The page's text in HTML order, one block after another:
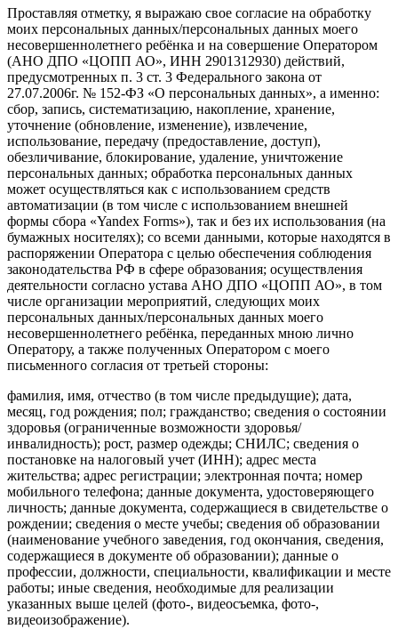
Проставляя отметку, я выражаю свое согласие на обработку
моих персональных данных/персональных данных моего
несовершеннолетнего ребёнка и на совершение Оператором
(АНО ДПО «ЦОПП АО», ИНН 2901312930) действий,
предусмотренных п. 3 ст. 3 Федерального закона от
27.07.2006г. № 152-ФЗ «О персональных данных», а именно:
сбор, запись, систематизацию, накопление, хранение,
уточнение (обновление, изменение), извлечение,
использование, передачу (предоставление, доступ),
обезличивание, блокирование, удаление, уничтожение
персональных данных; обработка персональных данных
может осуществляться как с использованием средств
автоматизации (в том числе с использованием внешней
формы сбора «Yandex Forms»), так и без их использования (на
бумажных носителях); со всеми данными, которые находятся в
распоряжении Оператора с целью обеспечения соблюдения
законодательства РФ в сфере образования; осуществления
деятельности согласно устава АНО ДПО «ЦОПП АО», в том
числе организации мероприятий, следующих моих
персональных данных/персональных данных моего
несовершеннолетнего ребёнка, переданных мною лично
Оператору, а также полученных Оператором с моего
письменного согласия от третьей стороны:
фамилия, имя, отчество (в том числе предыдущие); дата,
месяц, год рождения; пол; гражданство; сведения о состоянии
здоровья (ограниченные возможности здоровья/
инвалидность); рост, размер одежды; СНИЛС; сведения о
постановке на налоговый учет (ИНН); адрес места
жительства; адрес регистрации; электронная почта; номер
мобильного телефона; данные документа, удостоверяющего
личность; данные документа, содержащиеся в свидетельстве о
рождении; сведения о месте учебы; сведения об образовании
(наименование учебного заведения, год окончания, сведения,
содержащиеся в документе об образовании); данные о
профессии, должности, специальности, квалификации и месте
работы; иные сведения, необходимые для реализации
указанных выше целей (фото-, видеосъемка, фото-,
видеоизображение).